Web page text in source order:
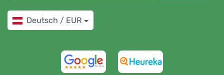
Deutsch / EUR